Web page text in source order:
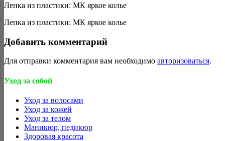
Лепка из пластики: МК яркое колье
Лепка из пластики: МК яркое колье
Добавить комментарий
Для отправки комментария вам необходимо авторизоваться.
Уход за собой
Уход за волосами
Уход за кожей
Уход за телом
Маникюр, педикюр
Здоровая красота